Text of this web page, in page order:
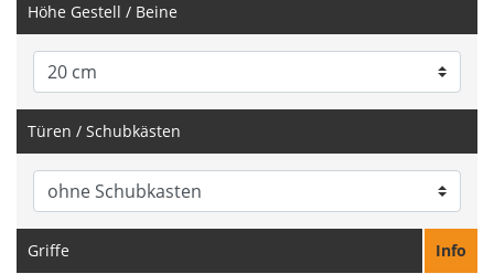
Höhe Gestell / Beine
Türen / Schubkästen
Griffe Info